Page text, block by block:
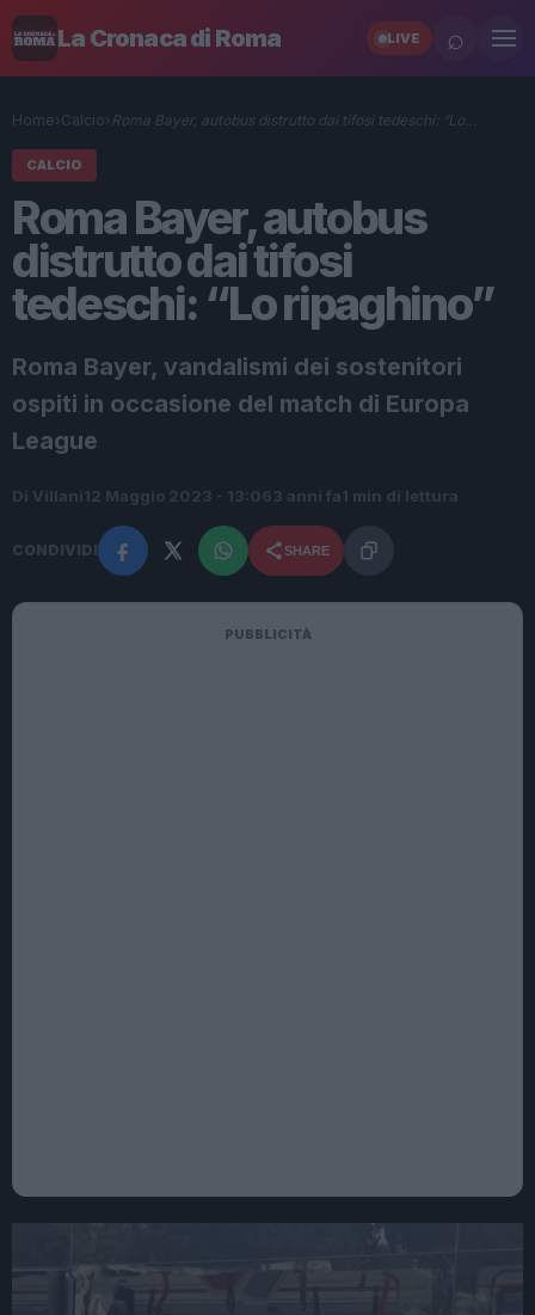
La Cronaca di Roma LIVE ⌕
Home› Calcio› Roma Bayer, autobus distrutto dai tifosi tedeschi: “Lo…
CALCIO
Roma Bayer, autobus
distrutto dai tifosi
tedeschi: “Lo ripaghino”
Roma Bayer, vandalismi dei sostenitori
ospiti in occasione del match di Europa
League
Di Villani 12 Maggio 2023 - 13:063 anni fa 1 min di lettura
CONDIVIDI SHARE
PUBBLICITÀ